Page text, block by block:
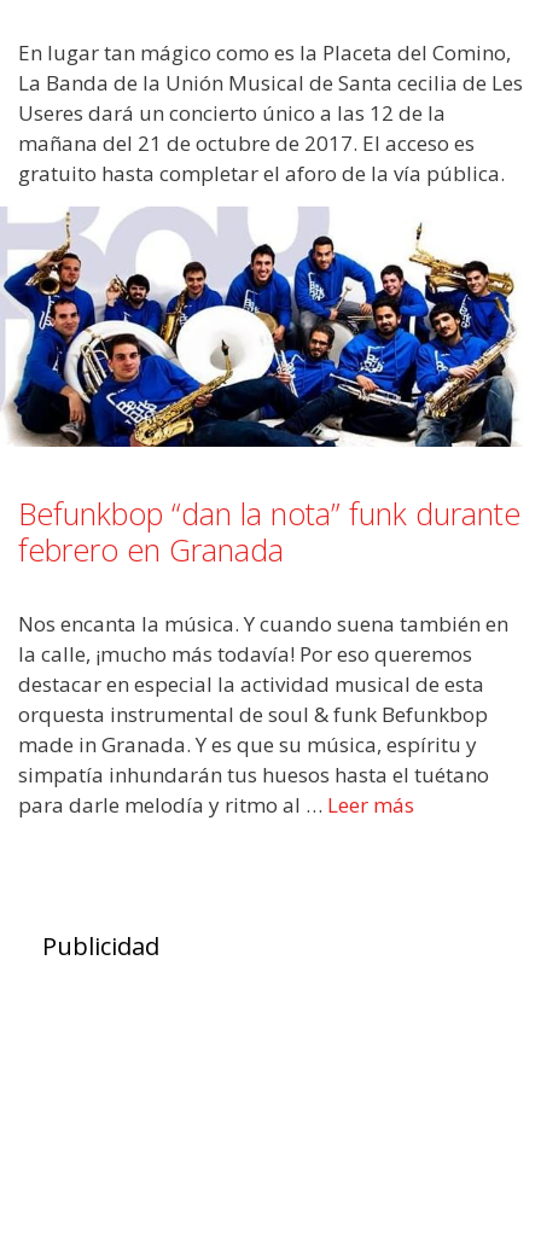
En lugar tan mágico como es la Placeta del Comino,
La Banda de la Unión Musical de Santa cecilia de Les
Useres dará un concierto único a las 12 de la
mañana del 21 de octubre de 2017. El acceso es
gratuito hasta completar el aforo de la vía pública.
Befunkbop “dan la nota” funk durante
febrero en Granada
Nos encanta la música. Y cuando suena también en
la calle, ¡mucho más todavía! Por eso queremos
destacar en especial la actividad musical de esta
orquesta instrumental de soul & funk Befunkbop
made in Granada. Y es que su música, espíritu y
simpatía inhundarán tus huesos hasta el tuétano
para darle melodía y ritmo al … Leer más
Publicidad